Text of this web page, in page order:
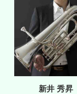
新井 秀昇